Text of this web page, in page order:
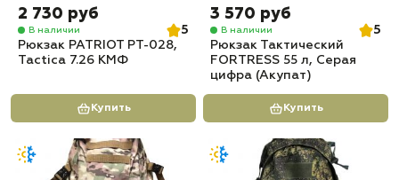
2 730 руб
В наличии
5
Рюкзак PATRIOT РТ-028,
Tactica 7.26 КМФ
Купить
3 570 руб
В наличии
5
Рюкзак Тактический
FORTRESS 55 л, Серая
цифра (Акупат)
Купить